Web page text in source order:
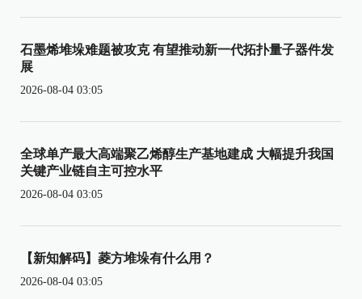
石墨烯堆垛难题被攻克 有望推动新一代拓扑量子器件发
展
2026-08-04 03:05
全球单产最大高端聚乙烯醇生产基地建成 大幅提升我国
关键产业链自主可控水平
2026-08-04 03:05
【新知解码】菱方堆垛有什么用？
2026-08-04 03:05